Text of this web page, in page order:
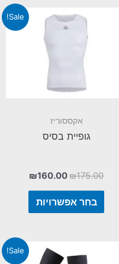
Sale!
אקססוריז
גופיית בסיס
₪175.00
₪160.00
בחר אפשרויות
Sale!